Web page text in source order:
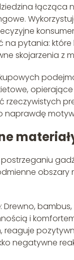
łącząca
pytania: które
skojarzenia z
: Drewno,
i
negatywne